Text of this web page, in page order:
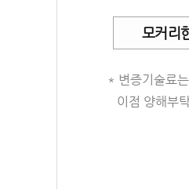
모커리
* 변증기술료
이점 양해부